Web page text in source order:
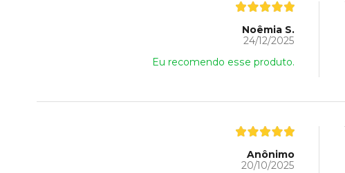
Noêmia S.
24/12/2025
Eu recomendo esse produto.
Anônimo
20/10/2025